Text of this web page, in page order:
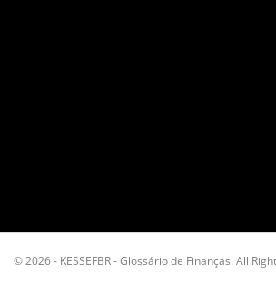
© 2026 - KESSEFBR - Glossário de Finanças. All